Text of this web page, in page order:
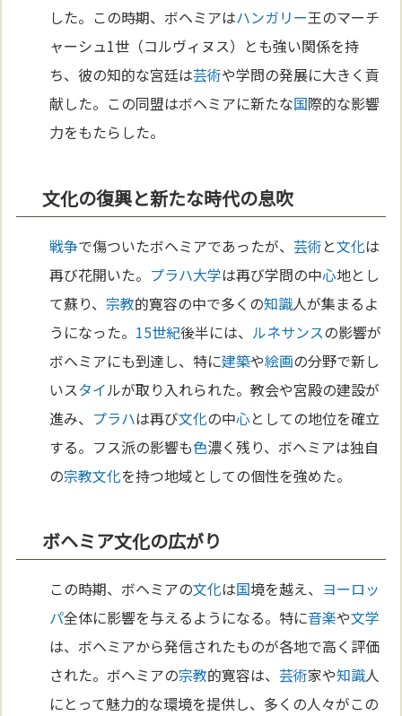
した。この時期、ボヘミアはハンガリー王のマーチ
ャーシュ1世（コルヴィヌス）とも強い関係を持
ち、彼の知的な宮廷は芸術や学問の発展に大きく貢
献した。この同盟はボヘミアに新たな国際的な影響
力をもたらした。
文化の復興と新たな時代の息吹
戦争で傷ついたボヘミアであったが、芸術と文化は
再び花開いた。 プラハ大学は再び学問の中心地とし
て蘇り、 宗教的寛容の中で多くの知識人が集まるよ
うになった。 15世紀後半には、 ルネサンスの影響が
ボヘミアにも到達し、特に建築や絵画の分野で新し
いスタイルが取り入れられた。教会や宮殿の建設が
進み、 プラハは再び文化の中心としての地位を確立
する。フス派の影響も色濃く残り、ボヘミアは独自
の宗教文化を持つ地域としての個性を強めた。
ボヘミア文化の広がり
この時期、ボヘミアの文化は国境を越え、 ヨーロッ
パ全体に影響を与えるようになる。特に音楽や文学
は、ボヘミアから発信されたものが各地で高く評価
された。ボヘミアの宗教的寛容は、芸術家や知識人
にとって魅力的な環境を提供し、多くの人々がこの